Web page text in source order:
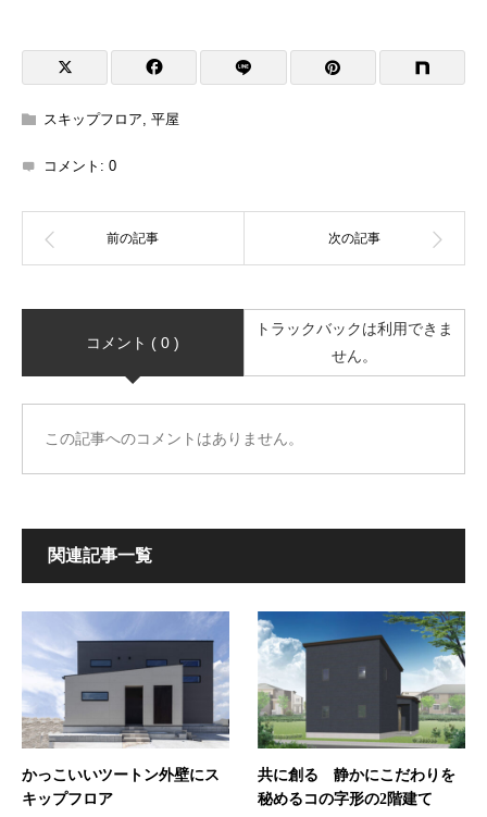
スキップフロア, 平屋
コメント: 0
コメント ( 0 )
トラックバックは利用できま
せん。
この記事へのコメントはありません。
関連記事一覧
かっこいいツートン外壁にス
キップフロア
共に創る 静かにこだわりを
秘めるコの字形の2階建て